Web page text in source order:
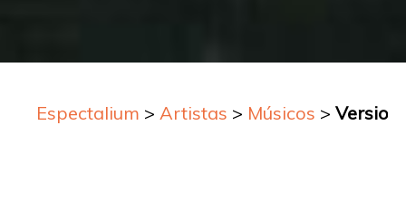
Espectalium > Artistas > Músicos >